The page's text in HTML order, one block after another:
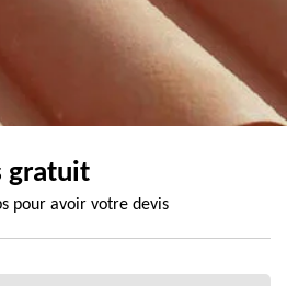
gratuit
pour avoir votre devis